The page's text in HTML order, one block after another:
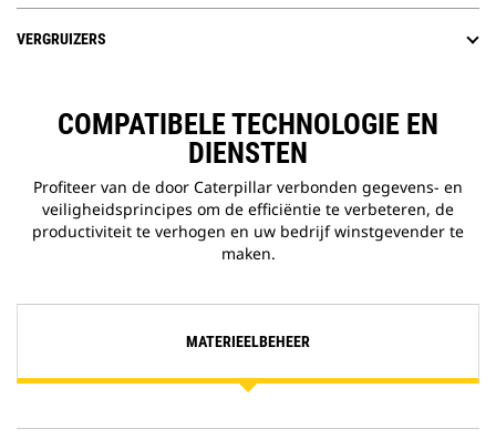
VERGRUIZERS
COMPATIBELE TECHNOLOGIE EN
DIENSTEN
Profiteer van de door Caterpillar verbonden gegevens- en
veiligheidsprincipes om de efficiëntie te verbeteren, de
productiviteit te verhogen en uw bedrijf winstgevender te
maken.
MATERIEELBEHEER